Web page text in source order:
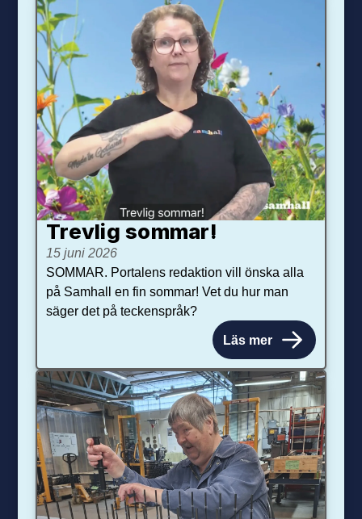
Trevlig sommar!
15 juni 2026
SOMMAR. Portalens redaktion vill önska alla
på Samhall en fin sommar! Vet du hur man
säger det på teckenspråk?
Läs mer